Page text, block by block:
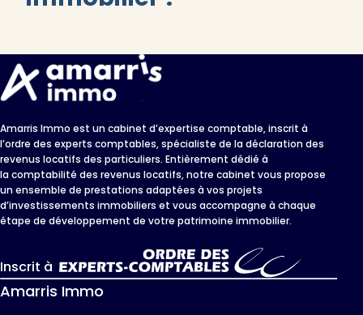
Amarris Immo est un cabinet d’expertise comptable, inscrit à
l’ordre des experts comptables, spécialiste de la déclaration des
revenus locatifs des particuliers. Entièrement dédié à
la comptabilité des revenus locatifs, notre cabinet vous propose
un ensemble de prestations adaptées à vos projets
d’investissements immobiliers et vous accompagne à chaque
étape de développement de votre patrimoine immobilier.
Inscrit à
Amarris Immo